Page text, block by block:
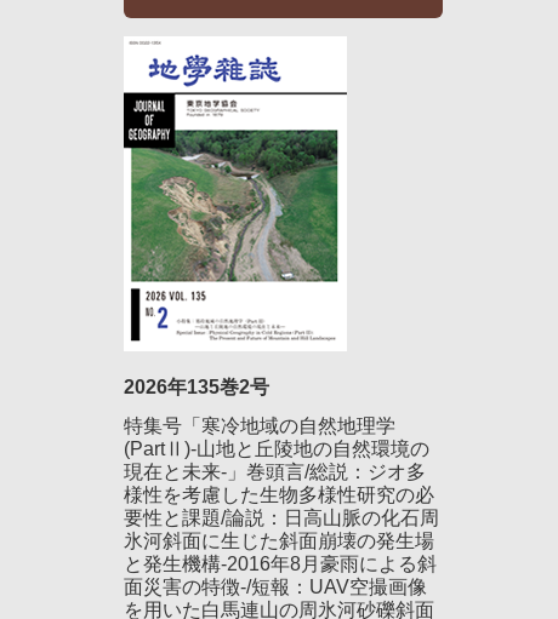
2026年135巻2号
特集号「寒冷地域の自然地理学
(PartⅡ)-山地と丘陵地の自然環境の
現在と未来-」巻頭言/総説：ジオ多
様性を考慮した生物多様性研究の必
要性と課題/論説：日高山脈の化石周
氷河斜面に生じた斜面崩壊の発生場
と発生機構-2016年8月豪雨による斜
面災害の特徴-/短報：UAV空撮画像
を用いた白馬連山の周氷河砂礫斜面